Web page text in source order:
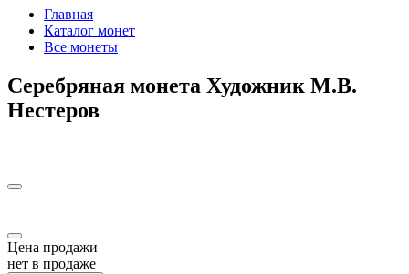
Главная
Каталог монет
Все монеты
Серебряная монета Художник М.В.
Нестеров
Цена продажи
нет в продаже